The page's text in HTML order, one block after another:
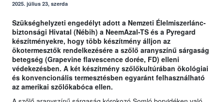
2025. július 23, szerda
Szükséghelyzeti engedélyt adott a Nemzeti Élelmiszerlánc-
biztonsági Hivatal (Nébih) a NeemAzal-TS és a Pyregard
készítményekre, hogy több készítmény álljon az
ökotermesztők rendelkezésére a szőlő aranyszínű sárgaság
betegség (Grapevine flavescence dorée, FD) elleni
védekezésben. A két készítmény szőlőkultúrában ökológiai
és konvencionális termesztésben egyaránt felhasználható
az amerikai szőlőkabóca ellen.